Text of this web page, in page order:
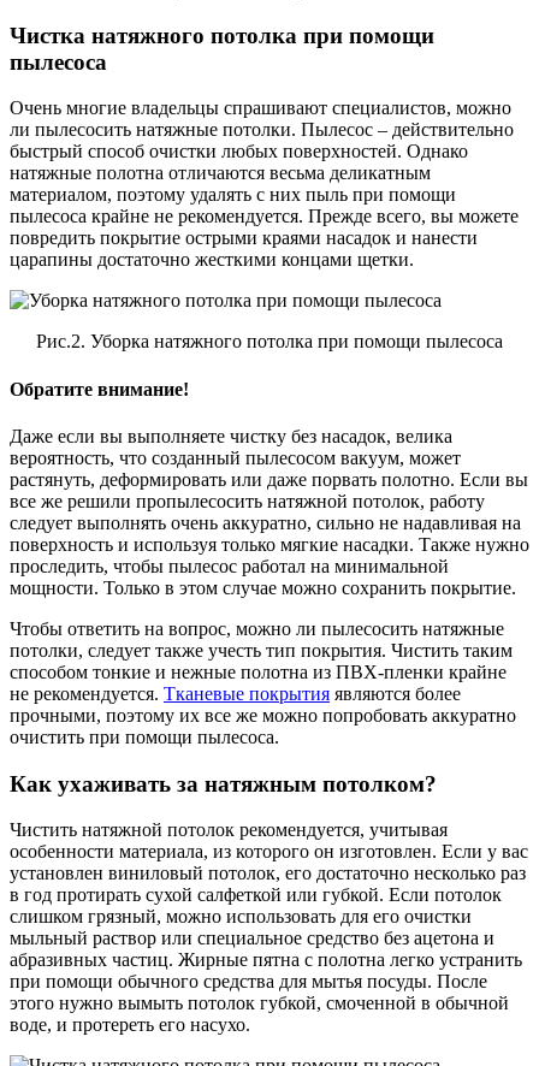
Чистка натяжного потолка при помощи
пылесоса
Очень многие владельцы спрашивают специалистов, можно
ли пылесосить натяжные потолки. Пылесос – действительно
быстрый способ очистки любых поверхностей. Однако
натяжные полотна отличаются весьма деликатным
материалом, поэтому удалять с них пыль при помощи
пылесоса крайне не рекомендуется. Прежде всего, вы можете
повредить покрытие острыми краями насадок и нанести
царапины достаточно жесткими концами щетки.
Рис.2. Уборка натяжного потолка при помощи пылесоса
Обратите внимание!
Даже если вы выполняете чистку без насадок, велика
вероятность, что созданный пылесосом вакуум, может
растянуть, деформировать или даже порвать полотно. Если вы
все же решили пропылесосить натяжной потолок, работу
следует выполнять очень аккуратно, сильно не надавливая на
поверхность и используя только мягкие насадки. Также нужно
проследить, чтобы пылесос работал на минимальной
мощности. Только в этом случае можно сохранить покрытие.
Чтобы ответить на вопрос, можно ли пылесосить натяжные
потолки, следует также учесть тип покрытия. Чистить таким
способом тонкие и нежные полотна из ПВХ-пленки крайне
не рекомендуется. Тканевые покрытия являются более
прочными, поэтому их все же можно попробовать аккуратно
очистить при помощи пылесоса.
Как ухаживать за натяжным потолком?
Чистить натяжной потолок рекомендуется, учитывая
особенности материала, из которого он изготовлен. Если у вас
установлен виниловый потолок, его достаточно несколько раз
в год протирать сухой салфеткой или губкой. Если потолок
слишком грязный, можно использовать для его очистки
мыльный раствор или специальное средство без ацетона и
абразивных частиц. Жирные пятна с полотна легко устранить
при помощи обычного средства для мытья посуды. После
этого нужно вымыть потолок губкой, смоченной в обычной
воде, и протереть его насухо.